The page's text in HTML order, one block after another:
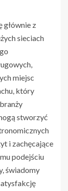
głównie z
sieciach
miejsc
który
stworzyć
i zachęcające
podejściu
świadomy